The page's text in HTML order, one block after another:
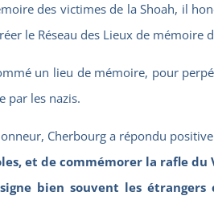
des victimes de la Shoah, il
le Réseau des Lieux de mémoire
un lieu de mémoire, pour
par les nazis.
Cherbourg a répondu
et de commémorer la rafle du
bien souvent les étrangers